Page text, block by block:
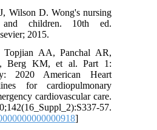
12. Hockenberry MJ, Wilson D.
care of infants and children.
Philadelphia, PA: Elsevier; 2015.
13. Merchant RM, Topjian AA,
Cheng A, Aziz K, Berg KM, et
executive summary: 2020
Association guidelines for
resuscitation and emergency
Circulation.
[DOI:10.1161/CIR.0000000000000918